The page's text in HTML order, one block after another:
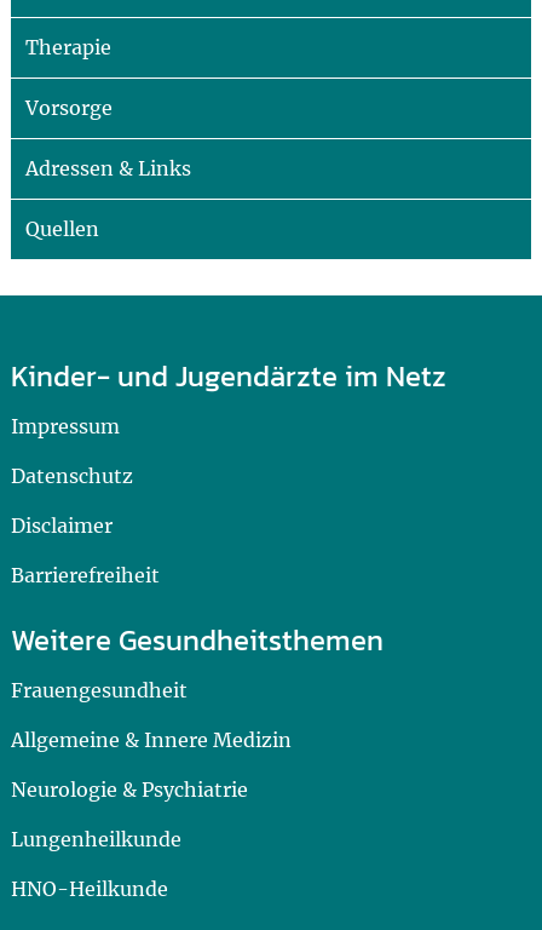
Therapie
Vorsorge
Adressen & Links
Quellen
Kinder- und Jugendärzte im Netz
Impressum
Datenschutz
Disclaimer
Barrierefreiheit
Weitere Gesundheitsthemen
Frauengesundheit
Allgemeine & Innere Medizin
Neurologie & Psychiatrie
Lungenheilkunde
HNO-Heilkunde